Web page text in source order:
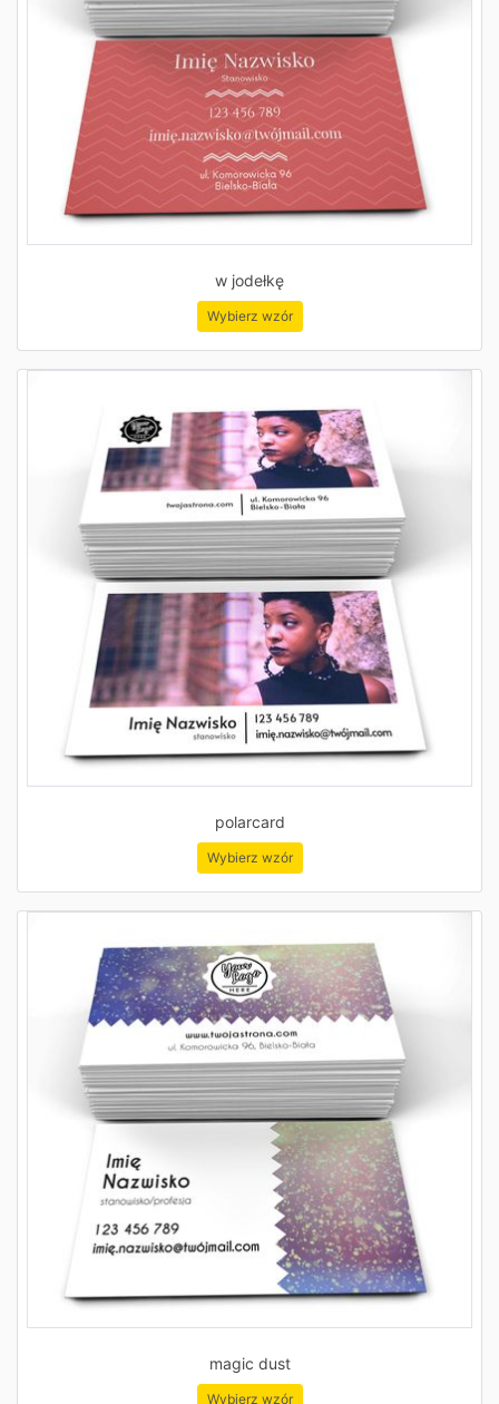
w jodełkę
Wybierz wzór
polarcard
Wybierz wzór
magic dust
Wybierz wzór